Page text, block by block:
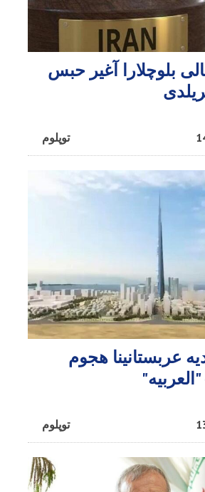
بلوچلارا آغیر حبس
توپلوم
عربستانینا هجوم
توپلوم